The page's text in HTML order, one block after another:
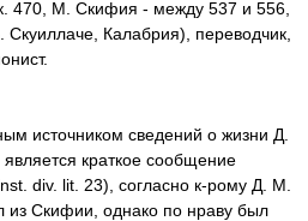
470, М. Скифия - между 537 и 556,
Калабрия), переводчик,
источником сведений о жизни Д.
краткое сообщение
div. lit. 23), согласно к-рому Д. М.
Скифии, однако по нраву был